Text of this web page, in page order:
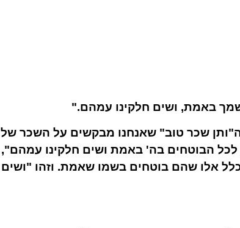
באמת, ושים חלקינו עמהם."
שכר טוב" שאנחנו מבקשים על השכר של
לכל הבוטחים בה' באמת ושים חלקינו עמהם",
אלו שהם בוטחים בשמו שאמת. וזהו "ושים